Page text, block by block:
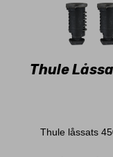
Thule
Thule låssats